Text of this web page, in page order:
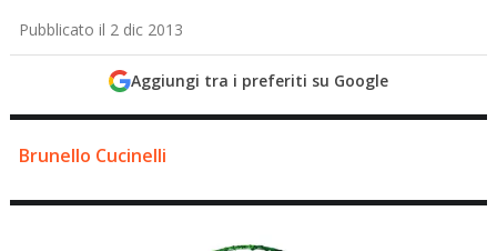
Pubblicato il 2 dic 2013
Aggiungi tra i preferiti su Google
Brunello Cucinelli